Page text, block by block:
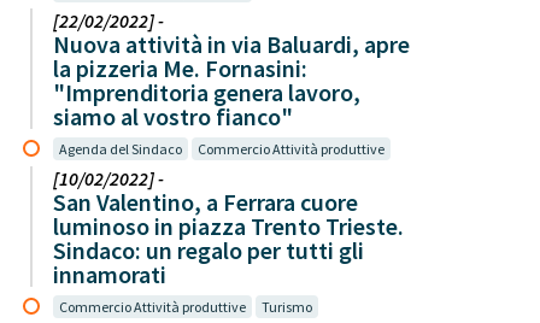
[22/02/2022] -
Nuova attività in via Baluardi, apre
la pizzeria Me. Fornasini:
"Imprenditoria genera lavoro,
siamo al vostro fianco"
Agenda del Sindaco Commercio Attività produttive
[10/02/2022] -
San Valentino, a Ferrara cuore
luminoso in piazza Trento Trieste.
Sindaco: un regalo per tutti gli
innamorati
Commercio Attività produttive Turismo